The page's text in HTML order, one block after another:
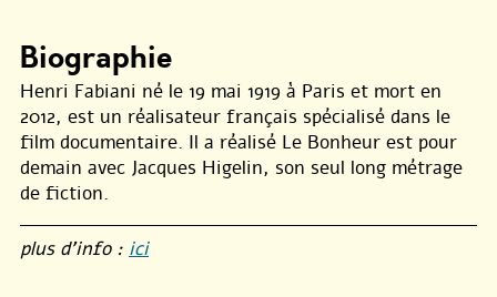
Biographie
Henri Fabiani né le 19 mai 1919 à Paris et mort en
2012, est un réalisateur français spécialisé dans le
film documentaire. Il a réalisé Le Bonheur est pour
demain avec Jacques Higelin, son seul long métrage
de fiction.
plus d’info : ici